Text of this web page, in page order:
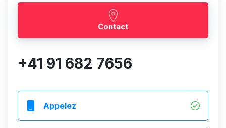
Contact
+41 91 682 7656
Appelez